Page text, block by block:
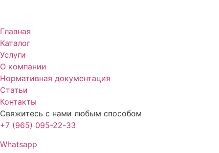
Главная
Каталог
Услуги
О компании
Нормативная документация
Статьи
Контакты
Свяжитесь с нами любым способом
+7 (965) 095-22-33
Whatsapp